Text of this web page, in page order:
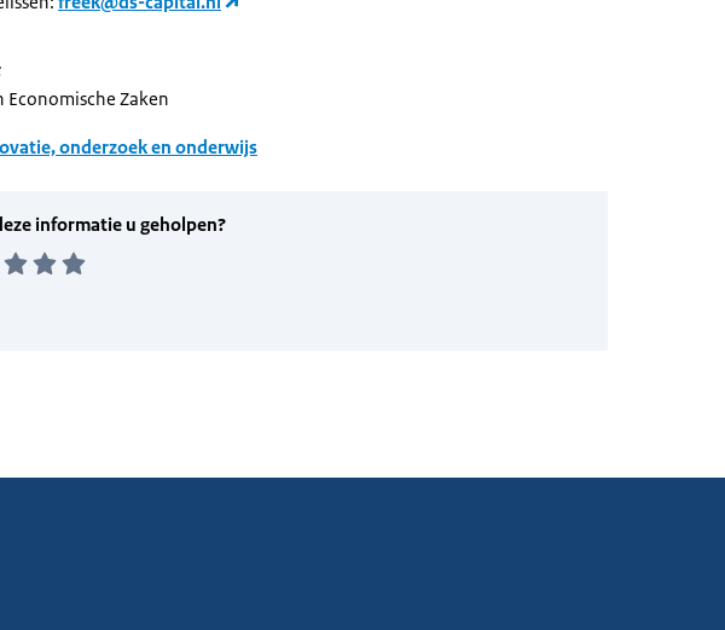
Economische Zaken
onderzoek en onderwijs